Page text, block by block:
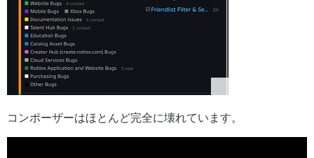
コンポーザーはほとんど完全に壊れています。